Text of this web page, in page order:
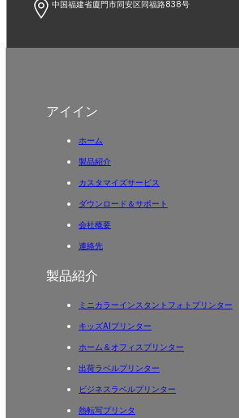
中国福建省廈門市同安区同福路838号
アイイン
ホーム
製品紹介
カスタマイズサービス
ダウンロード＆サポート
会社概要
連絡先
製品紹介
ミニカラーインスタントフォトプリンター
キッズAIプリンター
ホーム＆オフィスプリンター
出荷ラベルプリンター
ビジネスラベルプリンター
熱転写プリンタ